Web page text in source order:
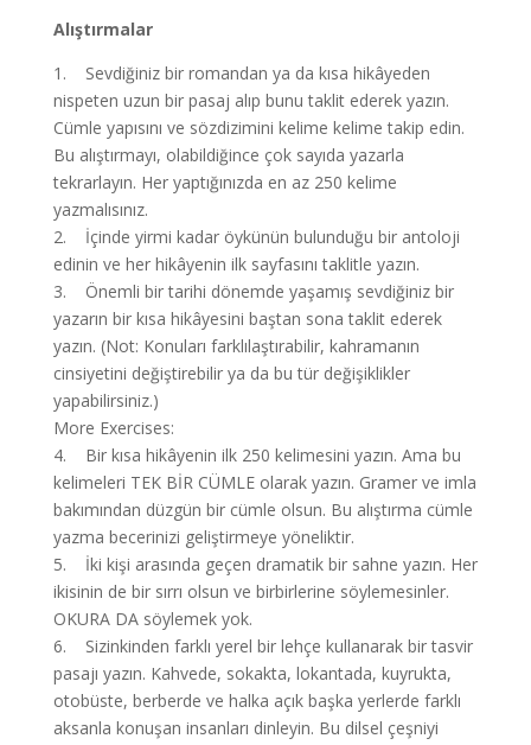
Alıştırmalar
1. Sevdiğiniz bir romandan ya da kısa hikâyeden
nispeten uzun bir pasaj alıp bunu taklit ederek yazın.
Cümle yapısını ve sözdizimini kelime kelime takip edin.
Bu alıştırmayı, olabildiğince çok sayıda yazarla
tekrarlayın. Her yaptığınızda en az 250 kelime
yazmalısınız.
2. İçinde yirmi kadar öykünün bulunduğu bir antoloji
edinin ve her hikâyenin ilk sayfasını taklitle yazın.
3. Önemli bir tarihi dönemde yaşamış sevdiğiniz bir
yazarın bir kısa hikâyesini baştan sona taklit ederek
yazın. (Not: Konuları farklılaştırabilir, kahramanın
cinsiyetini değiştirebilir ya da bu tür değişiklikler
yapabilirsiniz.)
More Exercises:
4. Bir kısa hikâyenin ilk 250 kelimesini yazın. Ama bu
kelimeleri TEK BİR CÜMLE olarak yazın. Gramer ve imla
bakımından düzgün bir cümle olsun. Bu alıştırma cümle
yazma becerinizi geliştirmeye yöneliktir.
5. İki kişi arasında geçen dramatik bir sahne yazın. Her
ikisinin de bir sırrı olsun ve birbirlerine söylemesinler.
OKURA DA söylemek yok.
6. Sizinkinden farklı yerel bir lehçe kullanarak bir tasvir
pasajı yazın. Kahvede, sokakta, lokantada, kuyrukta,
otobüste, berberde ve halka açık başka yerlerde farklı
aksanla konuşan insanları dinleyin. Bu dilsel çeşniyi